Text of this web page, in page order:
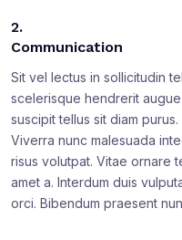
2.
Communication
Sit vel lectus in sollicitudin
scelerisque hendrerit
suscipit tellus sit diam
Viverra nunc malesuada
risus volutpat. Vitae ornare
amet a. Interdum duis
orci. Bibendum praesent